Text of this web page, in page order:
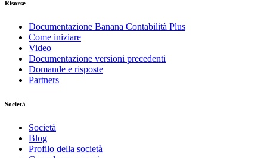
Risorse
Documentazione Banana Contabilità Plus
Come iniziare
Video
Documentazione versioni precedenti
Domande e risposte
Partners
Società
Società
Blog
Profilo della società